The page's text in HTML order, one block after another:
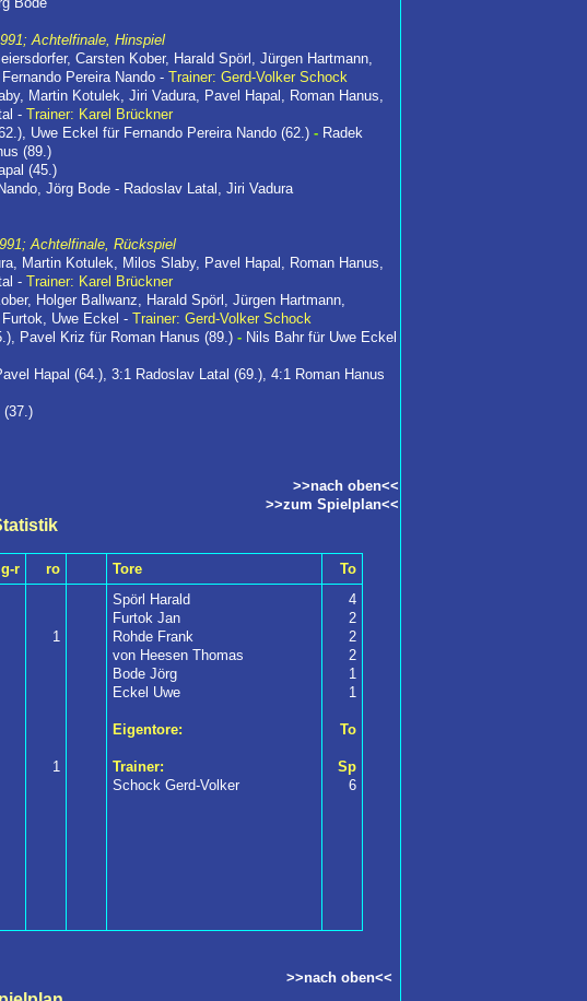
Achtelfinale, Hinspiel
Carsten Kober, Harald Spörl, Jürgen Hartmann,
Pereira Nando - Trainer: Gerd-Volker Schock
Martin Kotulek, Jiri Vadura, Pavel Hapal, Roman Hanus,
- Trainer: Karel Brückner
Uwe Eckel für Fernando Pereira Nando (62.) - Radek
(89.)
(45.)
Jörg Bode - Radoslav Latal, Jiri Vadura
Achtelfinale, Rückspiel
Martin Kotulek, Milos Slaby, Pavel Hapal, Roman Hanus,
- Trainer: Karel Brückner
Holger Ballwanz, Harald Spörl, Jürgen Hartmann,
Uwe Eckel - Trainer: Gerd-Volker Schock
Pavel Kriz für Roman Hanus (89.) - Nils Bahr für Uwe Eckel
Hapal (64.), 3:1 Radoslav Latal (69.), 4:1 Roman Hanus
(37.)
>>nach oben<<
>>zum Spielplan<<
g-r ro Tore
To
1
1
Spörl Harald
Furtok Jan
Rohde Frank
von Heesen Thomas
Bode Jörg
Eckel Uwe
Eigentore:
Trainer:
Schock Gerd-Volker
4
2
2
2
1
1
To
Sp
6
>>nach oben<<